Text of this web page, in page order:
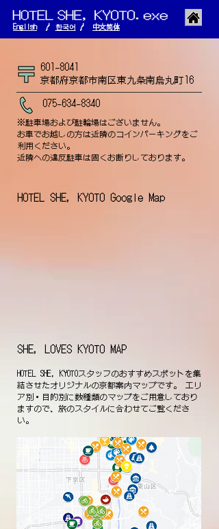
English
/ 한국어 / ​中文简体
601-8041
京都府京都市南区東九条南烏丸町16
075-634-8340
※駐車場および駐輪場はございません。
お車でお越しの方は近隣のコインパーキングをご
利用ください。
近隣への違反駐車は固くお断りしております。
HOTEL SHE, KYOTO Google Map
SHE, LOVES KYOTO MAP
HOTEL SHE, KYOTOスタッフのおすすめスポットを集
結させたオリジナルの京都案内マップです。 エリ
ア別・目的別に数種類のマップをご用意しており
ますので、旅のスタイルに合わせてご覧くださ
い。